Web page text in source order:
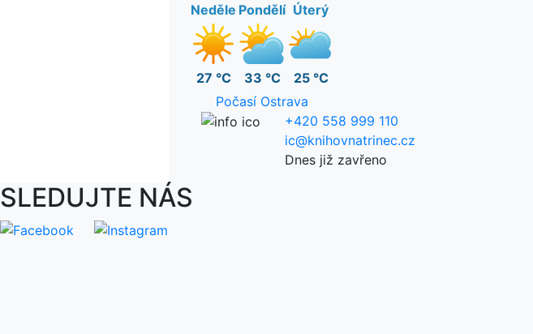
Neděle
27 °C
Pondělí
33 °C
Úterý
25 °C
Počasí Ostrava
+420 558 999 110
ic@knihovnatrinec.cz
Dnes již zavřeno
SLEDUJTE NÁS